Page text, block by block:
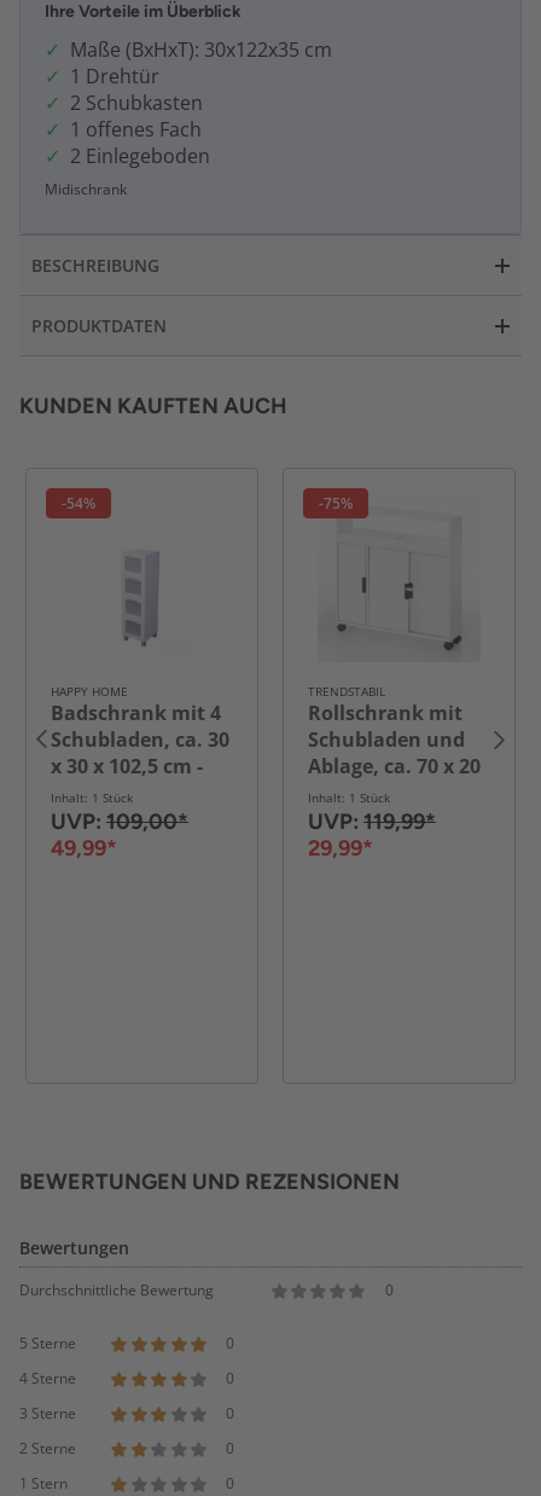
Ihre Vorteile im Überblick
Maße (BxHxT): 30x122x35 cm
1 Drehtür
2 Schubkasten
1 offenes Fach
2 Einlegeboden
Midischrank
BESCHREIBUNG
PRODUKTDATEN
KUNDEN KAUFTEN AUCH
-54%
HAPPY HOME
Badschrank mit 4
Schubladen, ca. 30
x 30 x 102,5 cm -
Weiß
Inhalt: 1 Stück
UVP: 109,00*
49,99*
-75%
TRENDSTABIL
Rollschrank mit
Schubladen und
Ablage, ca. 70 x 20
x 71 cm - Weiß
Inhalt: 1 Stück
UVP: 119,99*
29,99*
BEWERTUNGEN UND REZENSIONEN
Bewertungen
Durchschnittliche Bewertung 0
5 Sterne
0
4 Sterne
0
3 Sterne
0
2 Sterne
0
1 Stern
0